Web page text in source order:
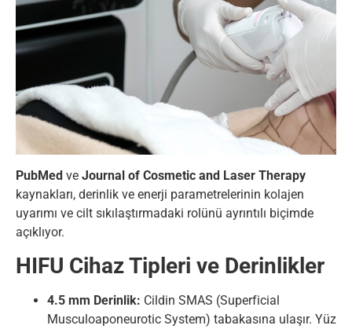
PubMed ve Journal of Cosmetic and Laser Therapy
kaynakları, derinlik ve enerji parametrelerinin kolajen
uyarımı ve cilt sıkılaştırmadaki rolünü ayrıntılı biçimde
açıklıyor.
HIFU Cihaz Tipleri ve Derinlikler
4.5 mm Derinlik: Cildin SMAS (Superficial
Musculoaponeurotic System) tabakasına ulaşır. Yüz